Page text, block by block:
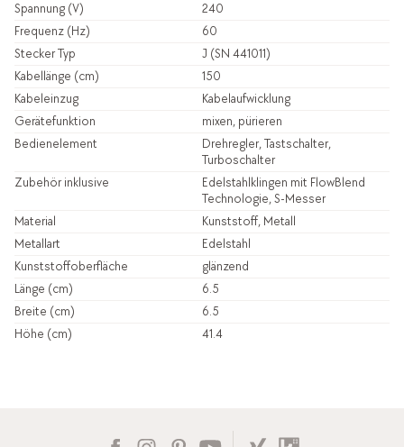
Spannung (V)
240
Frequenz (Hz)
60
Stecker Typ
J (SN 441011)
Kabellänge (cm)
150
Kabeleinzug
Kabelaufwicklung
Gerätefunktion
mixen, pürieren
Bedienelement
Drehregler, Tastschalter,
Turboschalter
Zubehör inklusive
Edelstahlklingen mit FlowBlend
Technologie, S-Messer
Material
Kunststoff, Metall
Metallart
Edelstahl
Kunststoffoberfläche
glänzend
Länge (cm)
6.5
Breite (cm)
6.5
Höhe (cm)
41.4